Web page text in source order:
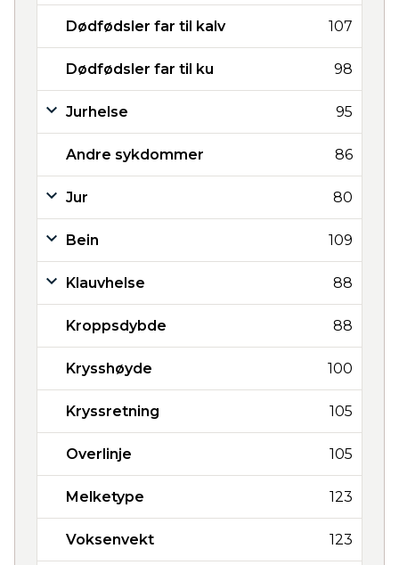
Dødfødsler far til kalv 107
Dødfødsler far til ku 98
Jurhelse 95
Andre sykdommer 86
Jur 80
Bein 109
Klauvhelse 88
Kroppsdybde 88
Krysshøyde 100
Kryssretning 105
Overlinje 105
Melketype 123
Voksenvekt 123